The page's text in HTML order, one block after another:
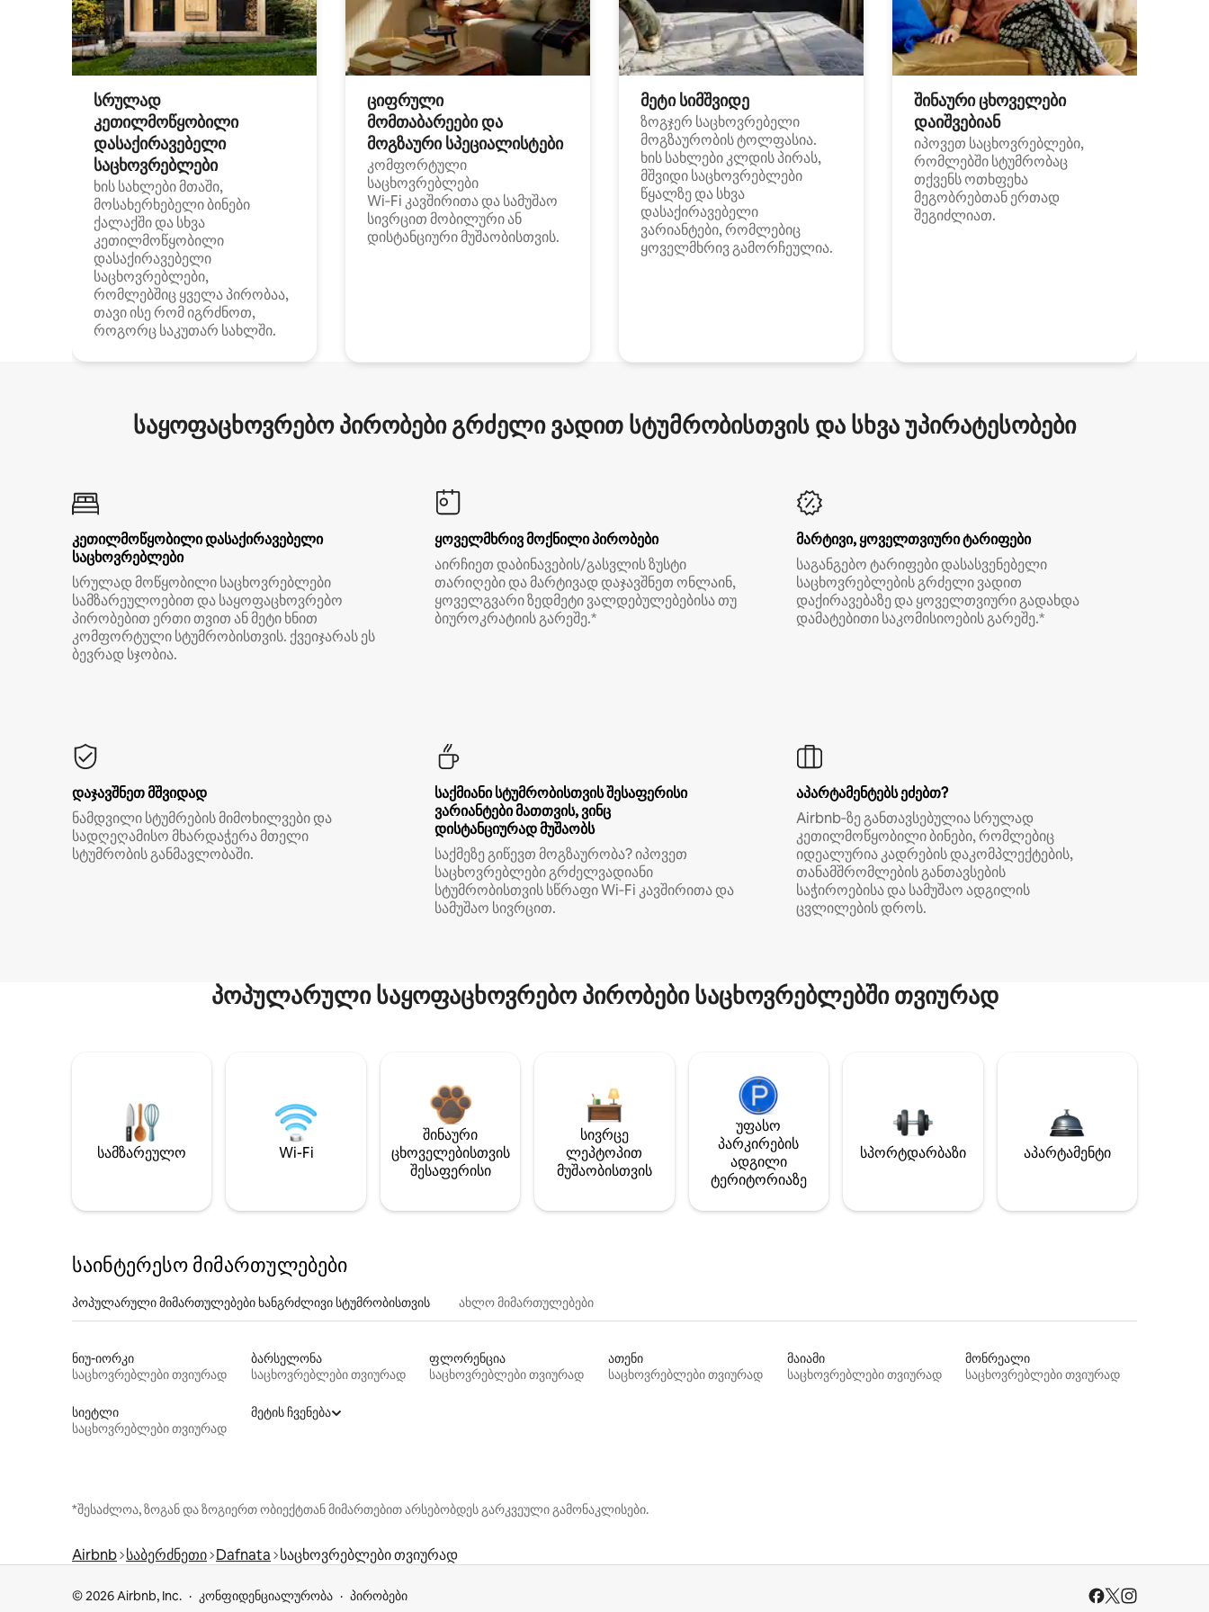
სრულად
კეთილმოწყობილი
დასაქირავებელი
საცხოვრებლები
ხის სახლები მთაში,
მოსახერხებელი ბინები
ქალაქში და სხვა
კეთილმოწყობილი
დასაქირავებელი
საცხოვრებლები,
რომლებშიც ყველა პირობაა,
თავი ისე რომ იგრძნოთ,
როგორც საკუთარ სახლში.
ციფრული
მომთაბარეები და
მოგზაური სპეციალისტები
კომფორტული
საცხოვრებლები
Wi‑Fi კავშირითა და სამუშაო
სივრცით მობილური ან
დისტანციური მუშაობისთვის.
მეტი სიმშვიდე
ზოგჯერ საცხოვრებელი
მოგზაურობის ტოლფასია.
ხის სახლები კლდის პირას,
მშვიდი საცხოვრებლები
წყალზე და სხვა
დასაქირავებელი
ვარიანტები, რომლებიც
ყოველმხრივ გამორჩეულია.
შინაური ცხოველები
დაიშვებიან
იპოვეთ საცხოვრებლები,
რომლებში სტუმრობაც
თქვენს ოთხფეხა
მეგობრებთან ერთად
შეგიძლიათ.
საყოფაცხოვრებო პირობები გრძელი ვადით სტუმრობისთვის და სხვა უპირატესობები
კეთილმოწყობილი დასაქირავებელი
საცხოვრებლები
სრულად მოწყობილი საცხოვრებლები
სამზარეულოებით და საყოფაცხოვრებო
პირობებით ერთი თვით ან მეტი ხნით
კომფორტული სტუმრობისთვის. ქვეიჯარას ეს
ბევრად სჯობია.
ყოველმხრივ მოქნილი პირობები
აირჩიეთ დაბინავების/გასვლის ზუსტი
თარიღები და მარტივად დაჯავშნეთ ონლაინ,
ყოველგვარი ზედმეტი ვალდებულებებისა თუ
ბიუროკრატიის გარეშე.*
მარტივი, ყოველთვიური ტარიფები
საგანგებო ტარიფები დასასვენებელი
საცხოვრებლების გრძელი ვადით
დაქირავებაზე და ყოველთვიური გადახდა
დამატებითი საკომისიოების გარეშე.*
დაჯავშნეთ მშვიდად
ნამდვილი სტუმრების მიმოხილვები და
სადღეღამისო მხარდაჭერა მთელი
სტუმრობის განმავლობაში.
საქმიანი სტუმრობისთვის შესაფერისი
ვარიანტები მათთვის, ვინც
დისტანციურად მუშაობს
საქმეზე გიწევთ მოგზაურობა? იპოვეთ
საცხოვრებლები გრძელვადიანი
სტუმრობისთვის სწრაფი Wi‑Fi კავშირითა და
სამუშაო სივრცით.
აპარტამენტებს ეძებთ?
Airbnb‑ზე განთავსებულია სრულად
კეთილმოწყობილი ბინები, რომლებიც
იდეალურია კადრების დაკომპლექტების,
თანამშრომლების განთავსების
საჭიროებისა და სამუშაო ადგილის
ცვლილების დროს.
პოპულარული საყოფაცხოვრებო პირობები საცხოვრებლებში თვიურად
სამზარეულო Wi-Fi
შინაური
ცხოველებისთვის
შესაფერისი
სივრცე
ლეპტოპით
მუშაობისთვის
უფასო
პარკირების
ადგილი
ტერიტორიაზე
სპორტდარბაზი აპარტამენტი
საინტერესო მიმართულებები
პოპულარული მიმართულებები ხანგრძლივი სტუმრობისთვის ახლო მიმართულებები
ნიუ-იორკი
საცხოვრებლები თვიურად
ბარსელონა
საცხოვრებლები თვიურად
ფლორენცია
საცხოვრებლები თვიურად
ათენი
საცხოვრებლები თვიურად
მაიამი
საცხოვრებლები თვიურად
მონრეალი
საცხოვრებლები თვიურად
სიეტლი
საცხოვრებლები თვიურად
მეტის ჩვენება
*შესაძლოა, ზოგან და ზოგიერთ ობიექტთან მიმართებით არსებობდეს გარკვეული გამონაკლისები.
Airbnb საბერძნეთი Dafnata საცხოვრებლები თვიურად
© 2026 Airbnb, Inc. კონფიდენციალურობა პირობები